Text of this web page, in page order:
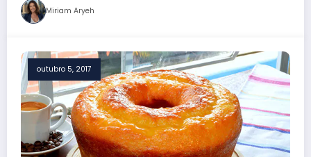
Miriam Aryeh
outubro 5, 2017